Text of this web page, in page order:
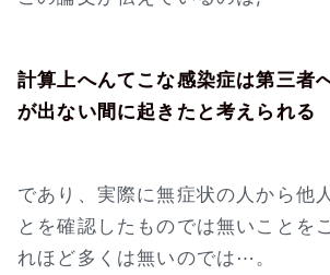
計算上へんてこな感染症は第三者
が出ない間に起きたと考えられる
であり、実際に無症状の人から他
とを確認したものでは無いことを
れほど多くは無いのでは⋯。